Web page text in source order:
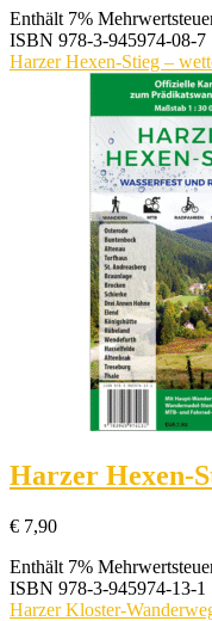
Enthält 7%
ISBN 978-3-945974-08-7
Harzer Hexen-Stieg –
Harzer Hexen-
€ 7,90
Enthält 7%
ISBN 978-3-945974-13-1
Harzer Kloster-